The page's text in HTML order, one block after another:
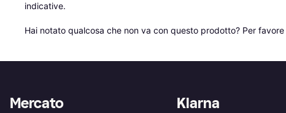
indicative.
Hai notato qualcosa che non va con questo prodotto? Per favore
Klarna
Mercato